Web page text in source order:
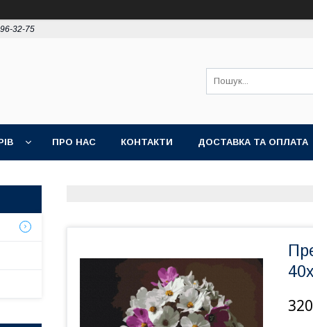
32-75
ПРО НАС КОНТАКТИ ДОСТАВКА ТА ОПЛАТА